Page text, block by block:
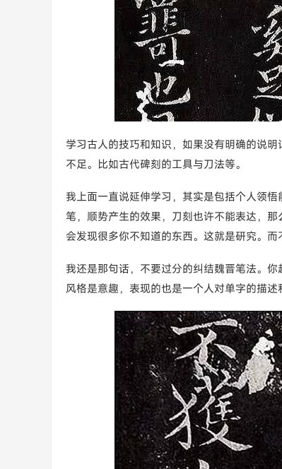
学习古人的技巧和知识，如果没有明确的说
不足。比如古代碑刻的工具与刀法等。
我上面一直说延伸学习，其实是包括个人领
笔，顺势产生的效果，刀刻也许不能表达，
会发现很多你不知道的东西。这就是研究。而
我还是那句话，不要过分的纠结魏晋笔法。
风格是意趣，表现的也是一个人对单字的描